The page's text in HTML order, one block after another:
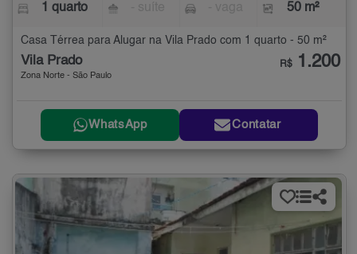
1 quarto 50 m²
Casa Térrea para Alugar na Vila Prado com 1 quarto - 50 m²
Vila Prado
Zona Norte - São Paulo
R$ 1.200
WhatsApp Contatar